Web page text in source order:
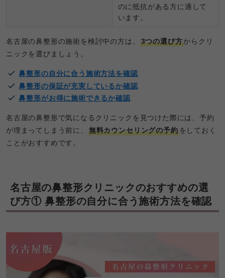
のに抵抗がある方に適して
います。
名古屋の鼻整形の施術を検討中の方は、 3つの選び方からクリ
ニックを選びましょう。
鼻整形の自分に合う施術方法を確認
鼻整形の保証が充実しているか確認
鼻整形がお得に施術できるか確認
名古屋の鼻整形で気になるクリニックを見つけた際には、予約
が埋まってしまう前に、
無料カウンセリングの予約をしておく
ことがおすすめです。
名古屋の鼻整形クリニックのおすすめの選
び方① 鼻整形の自分に合う施術方法を確認